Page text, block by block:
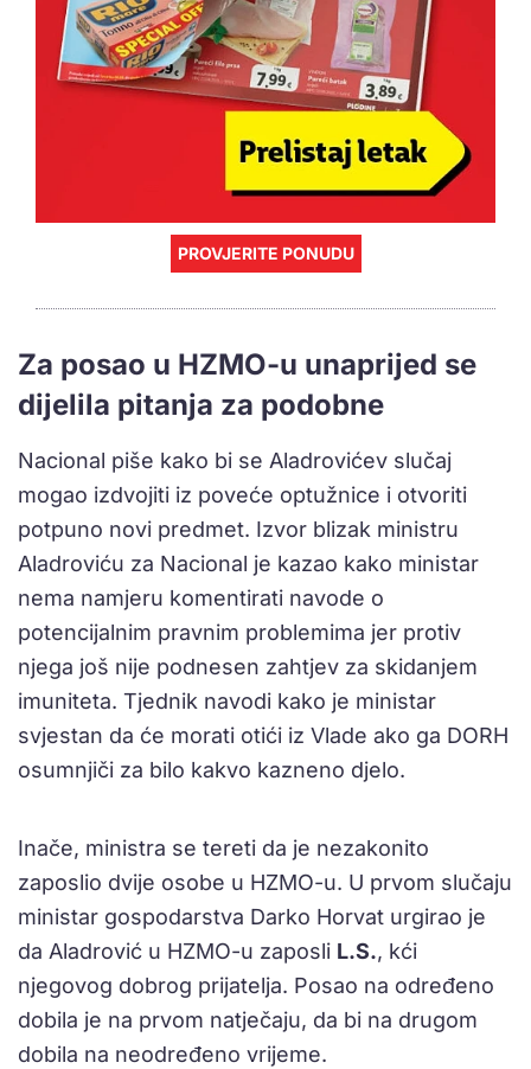
PROVJERITE PONUDU
Za posao u HZMO-u unaprijed se
dijelila pitanja za podobne
Nacional piše kako bi se Aladrovićev slučaj
mogao izdvojiti iz poveće optužnice i otvoriti
potpuno novi predmet. Izvor blizak ministru
Aladroviću za Nacional je kazao kako ministar
nema namjeru komentirati navode o
potencijalnim pravnim problemima jer protiv
njega još nije podnesen zahtjev za skidanjem
imuniteta. Tjednik navodi kako je ministar
svjestan da će morati otići iz Vlade ako ga DORH
osumnjiči za bilo kakvo kazneno djelo.
Inače, ministra se tereti da je nezakonito
zaposlio dvije osobe u HZMO-u. U prvom slučaju
ministar gospodarstva Darko Horvat urgirao je
da Aladrović u HZMO-u zaposli L.S., kći
njegovog dobrog prijatelja. Posao na određeno
dobila je na prvom natječaju, da bi na drugom
dobila na neodređeno vrijeme.